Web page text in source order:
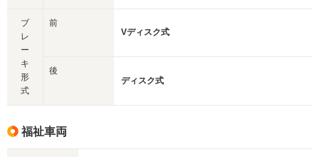
ブ
レ
ー
キ
形
式
前
Vディスク式
後
ディスク式
福祉車両